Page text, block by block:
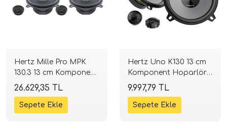
Arac Baslari)
Hertz Mille Pro MPK
130.3 13 cm Komponent
Mid Takımı | 200W 4
Ohm | SPLHIFI
26.629,35 TL
Hertz Uno K130 13 cm
Komponent Hoparlör
Takımı | 220 W | 4 Ohm
| SPLHIFI
9.997,79 TL